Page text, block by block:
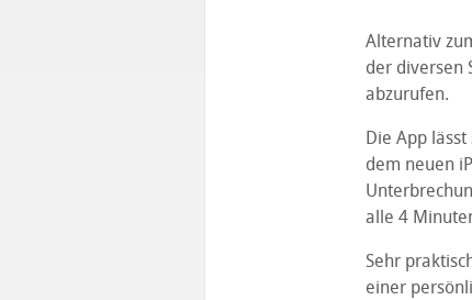
Alternativ
der diversen
abzurufen.
Die App
dem neuen
alle 4
Sehr
einer